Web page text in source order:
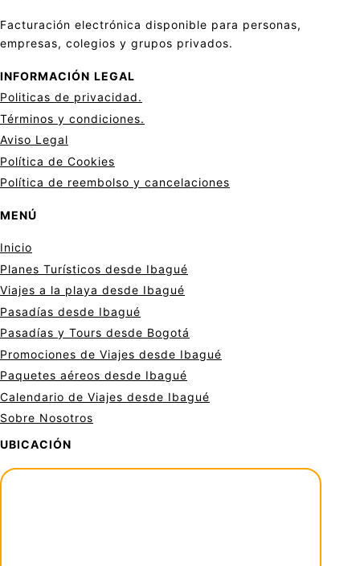
Facturación electrónica disponible para personas,
empresas, colegios y grupos privados.
INFORMACIÓN LEGAL
Politicas de privacidad.
Términos y condiciones.
Aviso Legal
Política de Cookies
Política de reembolso y cancelaciones
MENÚ
Inicio
Planes Turísticos desde Ibagué
Viajes a la playa desde Ibagué
Pasadías desde Ibagué
Pasadías y Tours desde Bogotá
Promociones de Viajes desde Ibagué
Paquetes aéreos desde Ibagué
Calendario de Viajes desde Ibagué
Sobre Nosotros
UBICACIÓN